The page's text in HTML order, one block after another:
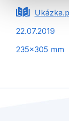
22.07.2019
235x305 mm